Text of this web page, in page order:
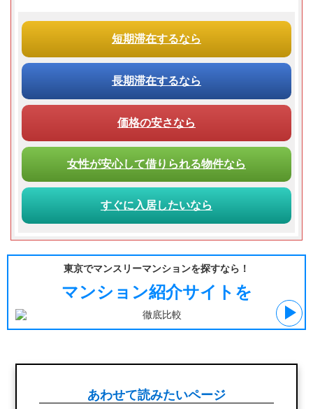
短期滞在するなら
長期滞在するなら
価格の安さなら
女性が安心して借りられる物件なら
すぐに入居したいなら
東京でマンスリーマンションを探すなら！
マンション紹介サイトを
あわせて読みたいページ